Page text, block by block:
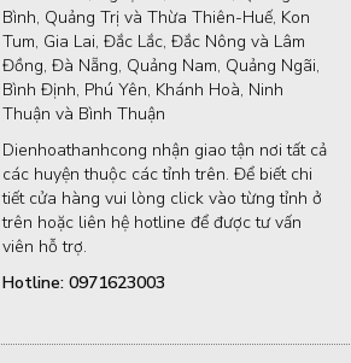
Bình, Quảng Trị và Thừa Thiên-Huế, Kon
Tum, Gia Lai, Đắc Lắc, Đắc Nông và Lâm
Đồng, Đà Nẵng, Quảng Nam, Quảng Ngãi,
Bình Định, Phú Yên, Khánh Hoà, Ninh
Thuận và Bình Thuận
Dienhoathanhcong nhận giao tận nơi tất cả
các huyện thuộc các tỉnh trên. Để biết chi
tiết cửa hàng vui lòng click vào từng tỉnh ở
trên hoặc liên hệ hotline để được tư vấn
viên hỗ trợ.
Hotline: 0971623003